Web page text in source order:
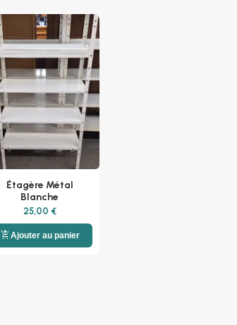
Étagère Métal
Blanche
25,00 €
add_shopping_cartAjouter au panier